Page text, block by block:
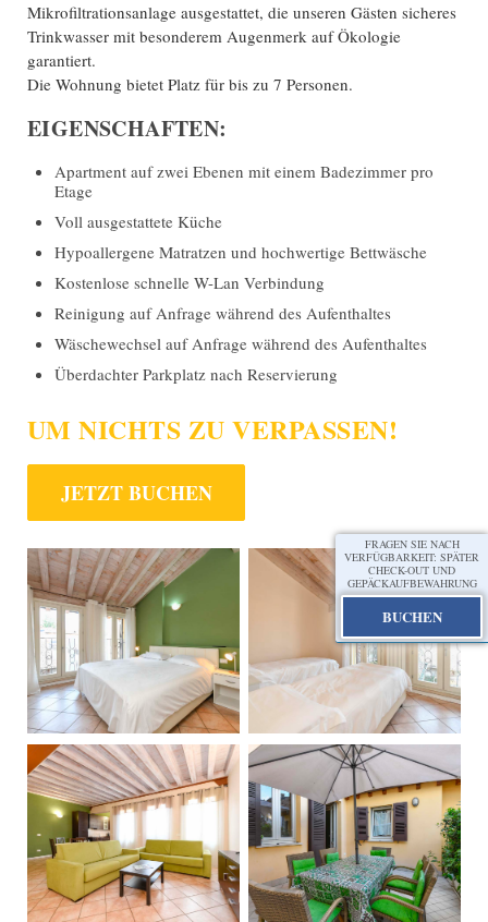
Mikrofiltrationsanlage ausgestattet, die unseren Gästen sicheres
Trinkwasser mit besonderem Augenmerk auf Ökologie
garantiert.
Die Wohnung bietet Platz für bis zu 7 Personen.
EIGENSCHAFTEN:
Apartment auf zwei Ebenen mit einem Badezimmer pro
Etage
Voll ausgestattete Küche
Hypoallergene Matratzen und hochwertige Bettwäsche
Kostenlose schnelle W-Lan Verbindung
Reinigung auf Anfrage während des Aufenthaltes
Wäschewechsel auf Anfrage während des Aufenthaltes
Überdachter Parkplatz nach Reservierung
UM NICHTS ZU VERPASSEN!
JETZT BUCHEN
FRAGEN SIE NACH
VERFÜGBARKEIT: SPÄTER
CHECK-OUT UND
GEPÄCKAUFBEWAHRUNG
BUCHEN